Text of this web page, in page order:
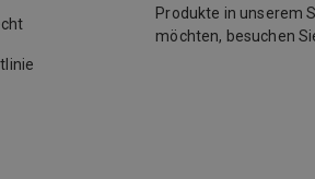
Produkte in unserem
möchten, besuchen